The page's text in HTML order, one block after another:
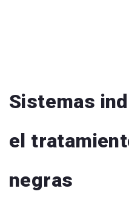
Sistemas
el
negras